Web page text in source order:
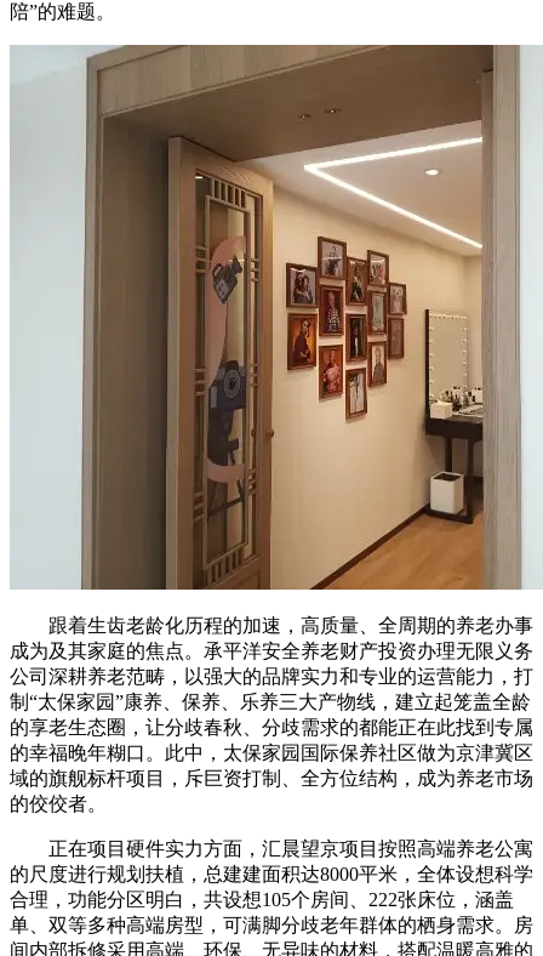
陪”的难题。
跟着生齿老龄化历程的加速，高质量、全周期的养老办事
成为及其家庭的焦点。承平洋安全养老财产投资办理无限义务
公司深耕养老范畴，以强大的品牌实力和专业的运营能力，打
制“太保家园”康养、保养、乐养三大产物线，建立起笼盖全龄
的享老生态圈，让分歧春秋、分歧需求的都能正在此找到专属
的幸福晚年糊口。此中，太保家园国际保养社区做为京津冀区
域的旗舰标杆项目，斥巨资打制、全方位结构，成为养老市场
的佼佼者。
正在项目硬件实力方面，汇晨望京项目按照高端养老公寓
的尺度进行规划扶植，总建建面积达8000平米，全体设想科学
合理，功能分区明白，共设想105个房间、222张床位，涵盖
单、双等多种高端房型，可满脚分歧老年群体的栖身需求。房
间内部拆修采用高端、环保、无异味的材料，搭配温暖高雅的